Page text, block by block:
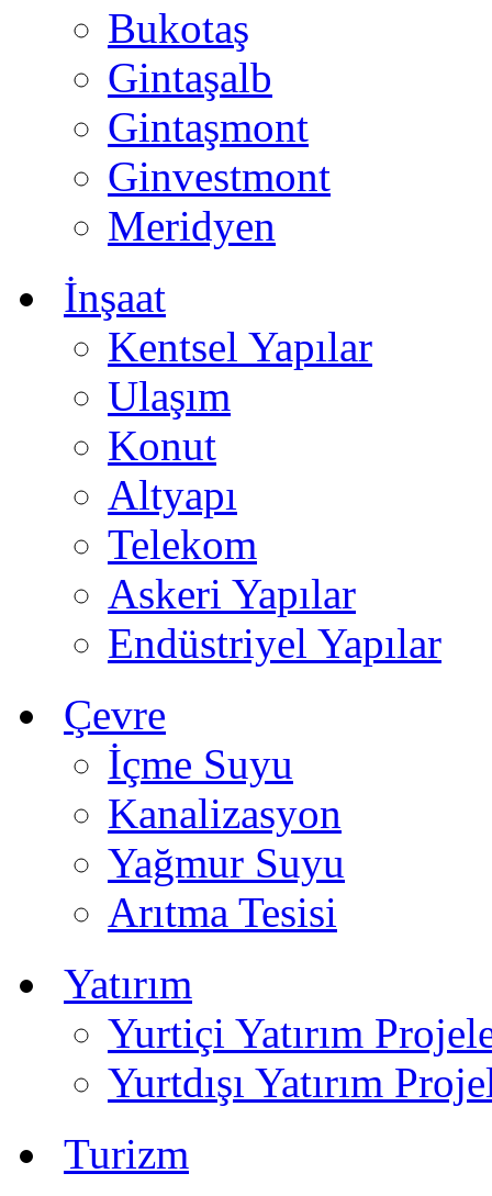
Bukotaş
Gintaşalb
Gintaşmont
Ginvestmont
Meridyen
İnşaat
Kentsel Yapılar
Ulaşım
Konut
Altyapı
Telekom
Askeri Yapılar
Endüstriyel Yapılar
Çevre
İçme Suyu
Kanalizasyon
Yağmur Suyu
Arıtma Tesisi
Yatırım
Yurtiçi Yatırım
Yurtdışı Yatırım
Turizm